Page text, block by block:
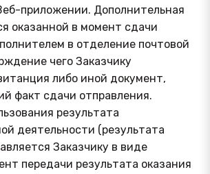
приложении. Дополнительная
оказанной в момент сдачи
в отделение почтовой
чего Заказчику
либо иной документ,
факт сдачи отправления.
результата
деятельности (результата
Заказчику в виде
передачи результата оказания